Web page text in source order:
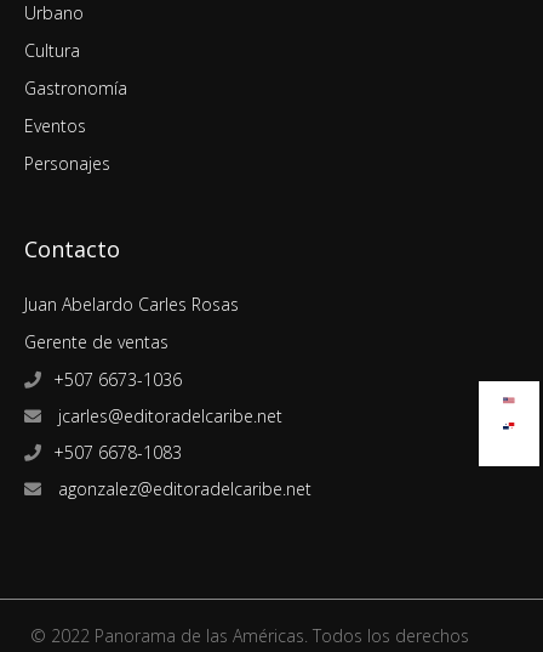
Urbano
Cultura
Gastronomía
Eventos
Personajes
Contacto
Juan Abelardo Carles Rosas
Gerente de ventas
+507 6673-1036
jcarles@editoradelcaribe.net
+507 6678-1083
agonzalez@editoradelcaribe.net
© 2022 Panorama de las Américas. Todos los derechos